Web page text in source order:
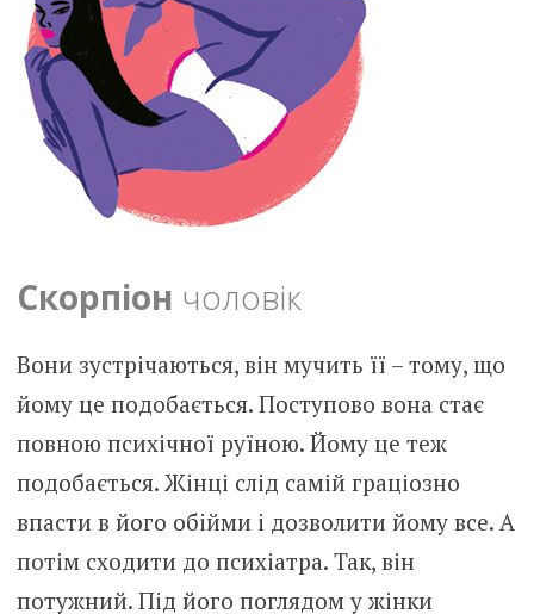
Скорпіон чоловік
Вони зустрічаються, він мучить її – тому, що
йому це подобається. Поступово вона стає
повною психічної руїною. Йому це теж
подобається. Жінці слід самій граціозно
впасти в його обійми і дозволити йому все. А
потім сходити до психіатра. Так, він
потужний. Під його поглядом у жінки